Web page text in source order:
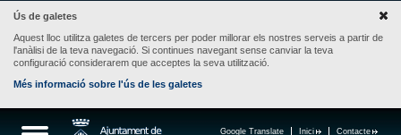
Ús de galetes
Aquest lloc utilitza galetes de tercers per poder millorar els nostres serveis a partir de
l'anàlisi de la teva navegació. Si continues navegant sense canviar la teva
configuració considerarem que acceptes la seva utilització.
Més informació sobre l'ús de les galetes
Contacte
Inici
Google Translate